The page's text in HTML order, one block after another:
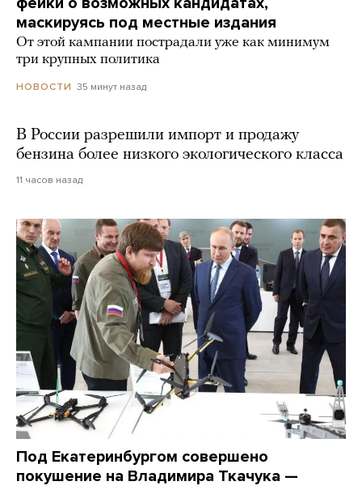
маскируясь под местные издания
От этой кампании пострадали уже как минимум
три крупных политика
НОВОСТИ 35 минут назад
В России разрешили импорт и продажу
бензина более низкого экологического класса
11 часов назад
Под Екатеринбургом совершено
покушение на Владимира Ткачука —